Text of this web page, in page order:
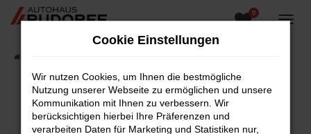
Zum
0
Fehler: Network Error
Cookie Einstellungen
Wir nutzen Cookies, um Ihnen die bestmögliche
Nutzung unserer Webseite zu ermöglichen und unsere
Kommunikation mit Ihnen zu verbessern. Wir
berücksichtigen hierbei Ihre Präferenzen und
verarbeiten Daten für Marketing und Statistiken nur,